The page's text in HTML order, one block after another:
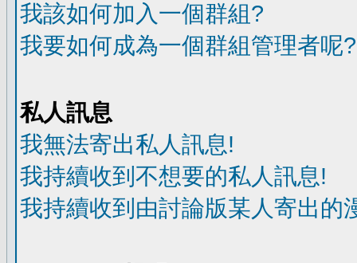
我該如何加入一個群組?
我要如何成為一個群組管理者呢?
私人訊息
我無法寄出私人訊息!
我持續收到不想要的私人訊息!
我持續收到由討論版某人寄出的